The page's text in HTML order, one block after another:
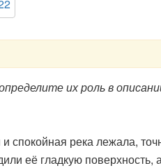
их роль в
река лежала,
её гладкую поверхность,